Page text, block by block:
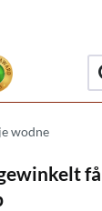
wodne